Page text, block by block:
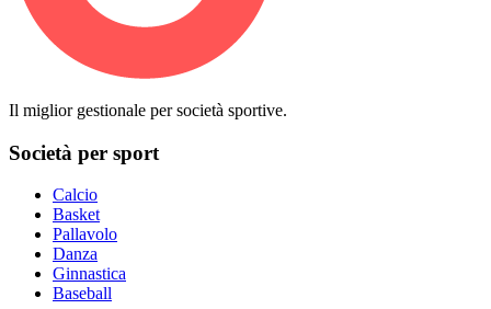
Il miglior gestionale per società sportive.
Società per sport
Calcio
Basket
Pallavolo
Danza
Ginnastica
Baseball